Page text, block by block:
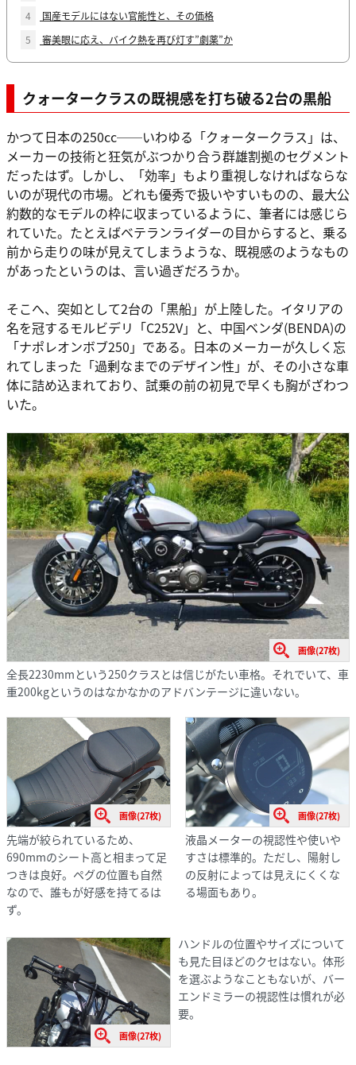
4
国産モデルにはない官能性と、その価格
5
審美眼に応え、バイク熱を再び灯す”劇薬”か
クォータークラスの既視感を打ち破る2台の黒船
かつて日本の250cc──いわゆる「クォータークラス」は、
メーカーの技術と狂気がぶつかり合う群雄割拠のセグメント
だったはず。しかし、「効率」もより重視しなければならな
いのが現代の市場。どれも優秀で扱いやすいものの、最大公
約数的なモデルの枠に収まっているように、筆者には感じら
れていた。たとえばベテランライダーの目からすると、乗る
前から走りの味が見えてしまうような、既視感のようなもの
があったというのは、言い過ぎだろうか。
そこへ、突如として2台の「黒船」が上陸した。イタリアの
名を冠するモルビデリ「C252V」と、中国ベンダ(BENDA)の
「ナポレオンボブ250」である。日本のメーカーが久しく忘
れてしまった「過剰なまでのデザイン性」が、その小さな車
体に詰め込まれており、試乗の前の初見で早くも胸がざわつ
いた。
画像(27枚)
全長2230mmという250クラスとは信じがたい車格。それでいて、車
重200kgというのはなかなかのアドバンテージに違いない。
画像(27枚)
先端が絞られているため、
690mmのシート高と相まって足
つきは良好。ペグの位置も自然
なので、誰もが好感を持てるは
ず。
画像(27枚)
液晶メーターの視認性や使いや
すさは標準的。ただし、陽射し
の反射によっては見えにくくな
る場面もあり。
画像(27枚)
ハンドルの位置やサイズについて
も見た目ほどのクセはない。体形
を選ぶようなこともないが、バー
エンドミラーの視認性は慣れが必
要。